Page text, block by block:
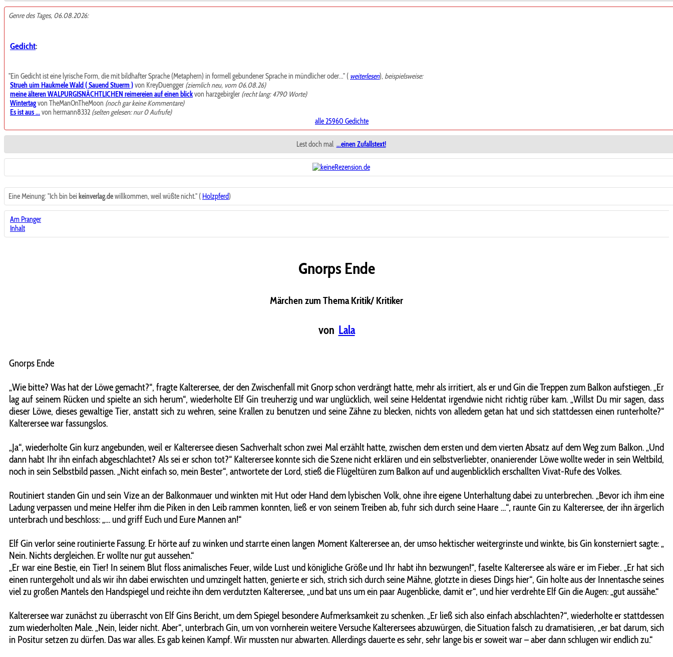
Genre des Tages, 06.08.2026:
Gedicht:
"Ein Gedicht ist eine lyrische Form, die mit bildhafter Sprache (Metaphern) in formell gebundener Sprache in mündlicher oder..." ( weiterlesen),beispielsweise:
Strueh uim Haukmele Wald ( Sauend Stuerm )von KreyDuengger (ziemlich neu, vom 06.08.26)
meine älteren WALPURGISNÄCHTLICHEN reimereien auf einen blickvon harzgebirgler (recht lang: 4790 Worte)
Wintertagvon TheManOnTheMoon (noch gar keine Kommentare)
Es ist aus ...von hermann8332 (selten gelesen: nur 0 Aufrufe)
alle 25960 Gedichte
Lest doch mal ...einen Zufallstext!
Eine Meinung: "Ich bin bei keinverlag.dewillkommen, weil wüßte nicht." ( Holzpferd)
Am Pranger
Inhalt
Gnorps Ende
Märchen zum Thema Kritik/ Kritiker
von Lala
Gnorps Ende
„Wie bitte? Was hat der Löwe gemacht?“, fragte Kalterersee, der den Zwischenfall mit Gnorp schon verdrängt hatte, mehr als irritiert, als er und Gin die Treppen zum Balkon aufstiegen. „Er
lag auf seinem Rücken und spielte an sich herum“, wiederholte Elf Gin treuherzig und war unglücklich, weil seine Heldentat irgendwie nicht richtig rüber kam. „Willst Du mir sagen, dass
dieser Löwe, dieses gewaltige Tier, anstatt sich zu wehren, seine Krallen zu benutzen und seine Zähne zu blecken, nichts von alledem getan hat und sich stattdessen einen runterholte?“
Kalterersee war fassungslos.
„Ja“, wiederholte Gin kurz angebunden, weil er Kalterersee diesen Sachverhalt schon zwei Mal erzählt hatte, zwischen dem ersten und dem vierten Absatz auf dem Weg zum Balkon. „Und
dann habt Ihr ihn einfach abgeschlachtet? Als sei er schon tot?“ Kalterersee konnte sich die Szene nicht erklären und ein selbstverliebter, onanierender Löwe wollte weder in sein Weltbild,
noch in sein Selbstbild passen. „Nicht einfach so, mein Bester“, antwortete der Lord, stieß die Flügeltüren zum Balkon auf und augenblicklich erschallten Vivat-Rufe des Volkes.
Routiniert standen Gin und sein Vize an der Balkonmauer und winkten mit Hut oder Hand dem lybischen Volk, ohne ihre eigene Unterhaltung dabei zu unterbrechen. „Bevor ich ihm eine
Ladung verpassen und meine Helfer ihm die Piken in den Leib rammen konnten, ließ er von seinem Treiben ab, fuhr sich durch seine Haare …“, raunte Gin zu Kalterersee, der ihn ärgerlich
unterbrach und beschloss: „… und griff Euch und Eure Mannen an!“
Elf Gin verlor seine routinierte Fassung. Er hörte auf zu winken und starrte einen langen Moment Kalterersee an, der umso hektischer weitergrinste und winkte, bis Gin konsterniert sagte: „
Nein. Nichts dergleichen. Er wollte nur gut aussehen.“
„Er war eine Bestie, ein Tier! In seinem Blut floss animalisches Feuer, wilde Lust und königliche Größe und Ihr habt ihn bezwungen!“, faselte Kalterersee als wäre er im Fieber. „Er hat sich
einen runtergeholt und als wir ihn dabei erwischten und umzingelt hatten, genierte er sich, strich sich durch seine Mähne, glotzte in dieses Dings hier“, Gin holte aus der Innentasche seines
viel zu großen Mantels den Handspiegel und reichte ihn dem verdutzten Kalterersee, „und bat uns um ein paar Augenblicke, damit er“, und hier verdrehte Elf Gin die Augen: „gut aussähe.“
Kalterersee war zunächst zu überrascht von Elf Gins Bericht, um dem Spiegel besondere Aufmerksamkeit zu schenken. „Er ließ sich also einfach abschlachten?“, wiederholte er stattdessen
zum wiederholten Male. „Nein, leider nicht. Aber“, unterbrach Gin, um von vornherein weitere Versuche Kalterersees abzuwürgen, die Situation falsch zu dramatisieren, „er bat darum, sich
in Positur setzen zu dürfen. Das war alles. Es gab keinen Kampf. Wir mussten nur abwarten. Allerdings dauerte es sehr, sehr lange bis er soweit war – aber dann schlugen wir endlich zu.“